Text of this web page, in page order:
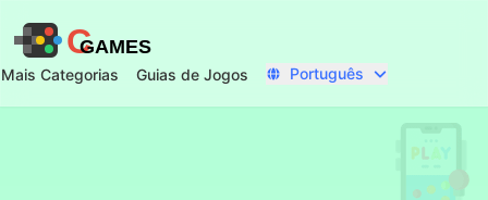
CGAMES
Mais Categorias Guias de Jogos Português